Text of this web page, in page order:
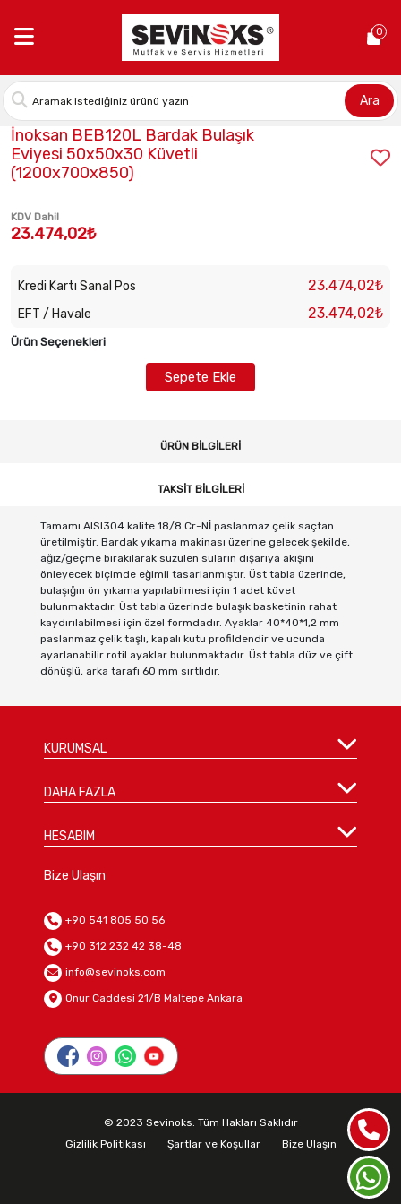
0
Ara
Stok Kodu:INO-BEB120L
İnoksan BEB120L Bardak Bulaşık
Eviyesi 50x50x30 Küvetli
(1200x700x850)
KDV Dahil
23.474,02₺
Kredi Kartı Sanal Pos 23.474,02₺
EFT / Havale 23.474,02₺
Ürün Seçenekleri
Sepete Ekle
ÜRÜN BILGILERI
TAKSIT BILGILERI
Tamamı AISI304 kalite 18/8 Cr-Nİ paslanmaz çelik saçtan
üretilmiştir. Bardak yıkama makinası üzerine gelecek şekilde,
ağız/geçme bırakılarak süzülen suların dışarıya akışını
önleyecek biçimde eğimli tasarlanmıştır. Üst tabla üzerinde,
bulaşığın ön yıkama yapılabilmesi için 1 adet küvet
bulunmaktadır. Üst tabla üzerinde bulaşık basketinin rahat
kaydırılabilmesi için özel formdadır. Ayaklar 40*40*1,2 mm
paslanmaz çelik taşlı, kapalı kutu profildendir ve ucunda
ayarlanabilir rotil ayaklar bulunmaktadır. Üst tabla düz ve çift
dönüşlü, arka tarafı 60 mm sırtlıdır.
KURUMSAL
DAHA FAZLA
HESABIM
Bize Ulaşın
+90 541 805 50 56
+90 312 232 42 38-48
info@sevinoks.com
Onur Caddesi 21/B Maltepe Ankara
© 2023 Sevinoks. Tüm Hakları Saklıdır
Gizlilik Politikası
Şartlar ve Koşullar Bize Ulaşın